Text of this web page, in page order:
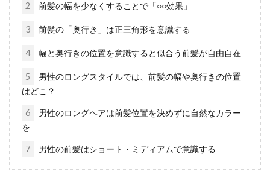
薄毛に似合う髪型をご紹介！男性の
薄毛を目立たせない方法
髪の毛が薄いと悩むのが髪型でしょう。できる
2 前髪の幅を少なくすることで「○○効果」
3 前髪の「奥行き」は正三角形を意識する
4 幅と奥行きの位置を意識すると似合う前髪が自由自在
5
男性のロングスタイルでは、前髪の幅や奥行きの位置
はどこ？
6
男性のロングヘアは前髪位置を決めずに自然なカラー
を
7 男性の前髪はショート・ミディアムで意識する